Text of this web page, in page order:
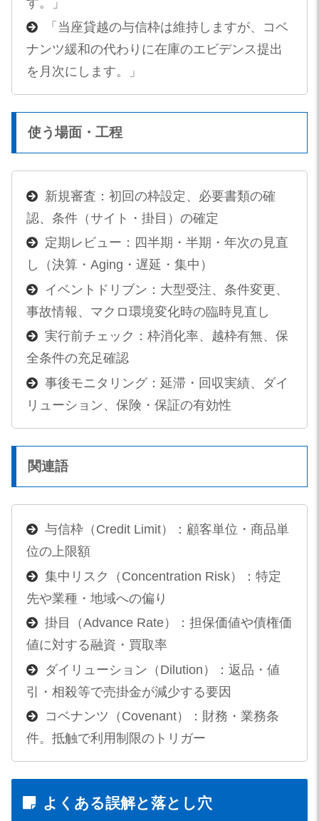
「当座貸越の与信枠は維持しますが、コベ
ナンツ緩和の代わりに在庫のエビデンス提出
を月次にします。」
使う場面・工程
新規審査：初回の枠設定、必要書類の確
認、条件（サイト・掛目）の確定
定期レビュー：四半期・半期・年次の見直
し（決算・Aging・遅延・集中）
イベントドリブン：大型受注、条件変更、
事故情報、マクロ環境変化時の臨時見直し
実行前チェック：枠消化率、越枠有無、保
全条件の充足確認
事後モニタリング：延滞・回収実績、ダイ
リューション、保険・保証の有効性
関連語
与信枠（Credit Limit）：顧客単位・商品単
位の上限額
集中リスク（Concentration Risk）：特定
先や業種・地域への偏り
掛目（Advance Rate）：担保価値や債権価
値に対する融資・買取率
ダイリューション（Dilution）：返品・値
引・相殺等で売掛金が減少する要因
コベナンツ（Covenant）：財務・業務条
件。抵触で利用制限のトリガー
よくある誤解と落とし穴